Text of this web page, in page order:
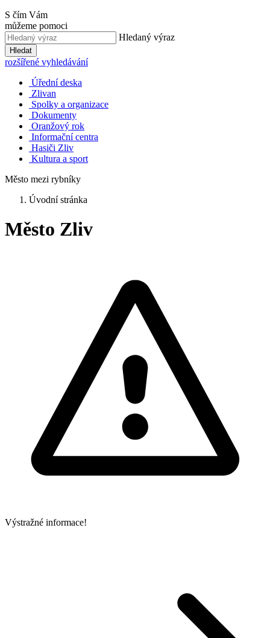
S čím Vám
můžeme pomoci
Hledaný výraz
Hledat
rozšířené vyhledávání
Úřední deska
Zlivan
Spolky a organizace
Dokumenty
Oranžový rok
Informační centra
Hasiči Zliv
Kultura a sport
Město mezi rybníky
Úvodní stránka
Město Zliv
Výstražné informace!